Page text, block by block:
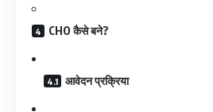
CHO कैसे बने?
आवेदन प्रक्रिया